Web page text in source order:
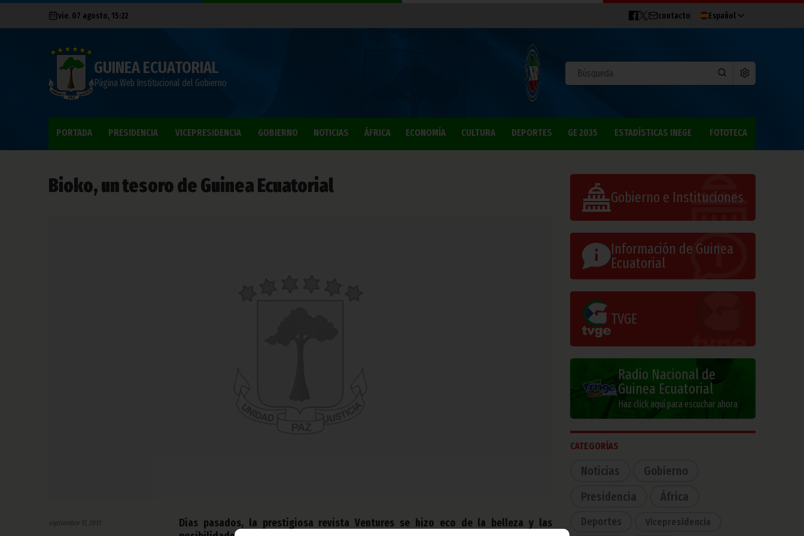
vie. 07 agosto, 15:22 contacto Español
GUINEA ECUATORIAL
Página Web Institucional del Gobierno
PORTADA PRESIDENCIA VICEPRESIDENCIA GOBIERNO NOTICIAS ÁFRICA ECONOMÍA CULTURA DEPORTES GE 2035 ESTADÍSTICAS INEGE FOTOTECA
Bioko, un tesoro de Guinea Ecuatorial
septiembre 17, 2013
Días pasados, la prestigiosa revista Ventures se hizo eco de la belleza y las
Gobierno e Instituciones
Información de Guinea
Ecuatorial
TVGE
Radio Nacional de
Guinea Ecuatorial
Haz click aquí para escuchar ahora
CATEGORÍAS
Noticias
Gobierno
Presidencia
África
Deportes Vicepresidencia